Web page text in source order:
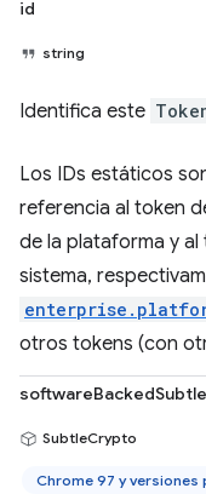
id
string
Identifica este
Los IDs estáticos
referencia al token
de la plataforma y
sistema,
otros tokens (con
SubtleCrypto
Chrome 97 y